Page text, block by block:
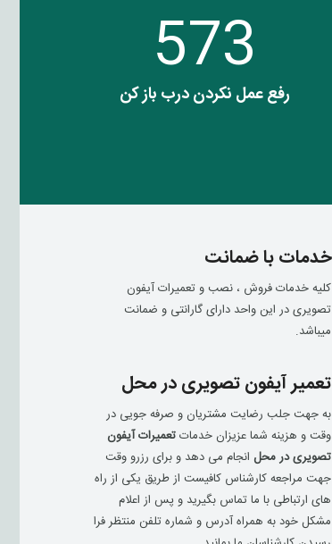
573
رفع عمل نکردن درب باز کن
خدمات با ضمانت
کلیه خدمات فروش ، نصب و تعمیرات آیفون
تصویری در این واحد دارای گارانتی و ضمانت
میباشد.
تعمیر آیفون تصویری در محل
به جهت جلب رضایت مشتریان و صرفه جویی در
وقت و هزینه شما عزیزان خدماتتعمیرات آیفون
تصویری در محل انجام می دهد و برای رزرو وقت
جهت مراجعه کارشناس کافیست از طریق یکی از راه
های ارتباطی با ما تماس بگیرید و پس از اعلام
مشکل خود به همراه آدرس و شماره تلفن منتظر فرا